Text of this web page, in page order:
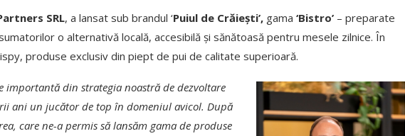
SRL, a lansat sub brandul ‘Puiul de Crăiești’, gama ‘Bistro’ – preparate
o alternativă locală, accesibilă și sănătoasă pentru mesele zilnice. În
produse exclusiv din piept de pui de calitate superioară.
importantă din strategia noastră de dezvoltare
ani un jucător de top în domeniul avicol. După
care ne-a permis să lansăm gama de produse